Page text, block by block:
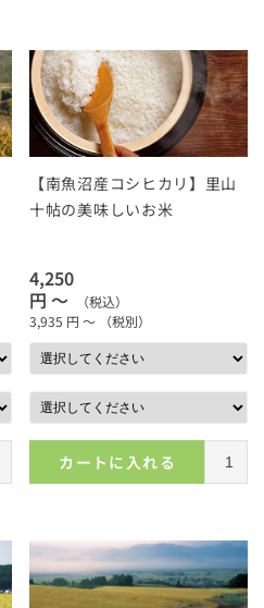
【南魚沼産コシヒカリ】里山
十帖の美味しいお米
4,250
円 ～
（税込）
3,935 円 ～ （税別）
カートに入れる